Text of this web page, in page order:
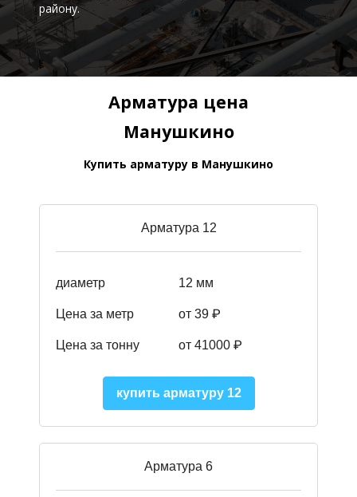
району.
Арматура цена
Манушкино
Купить арматуру в Манушкино
Арматура 12
диаметр 12 мм
Цена за метр от 39 ₽
Цена за тонну от 41000 ₽
купить арматуру 12
Арматура 6